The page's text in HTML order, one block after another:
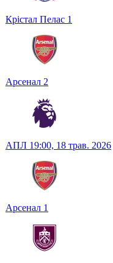
Крістал Пелас 1
Арсенал 2
АПЛ 19:00, 18 трав. 2026
Арсенал 1